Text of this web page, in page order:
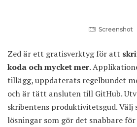
Screenshot
Zed är ett gratisverktyg för att
koda och mycket mer.
tillägg, uppdaterats regelbundet
och är tätt ansluten till GitHub.
skribentens produktivitetsgud. Välj
lösningar som gör det snabbare